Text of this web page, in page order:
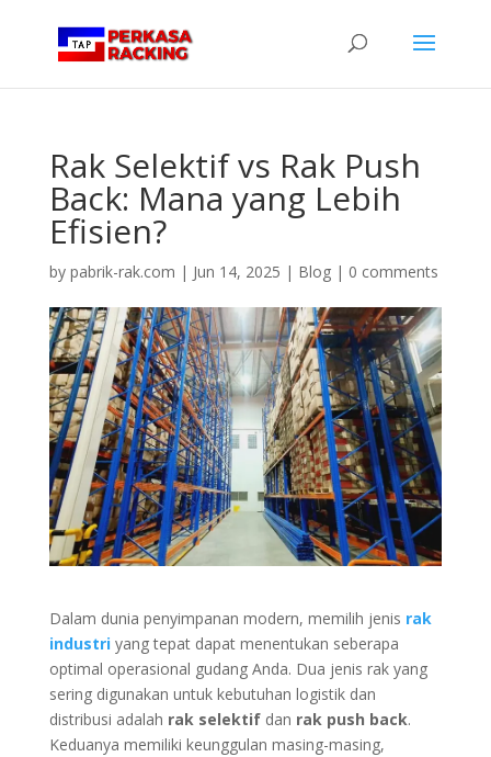
Rak Selektif vs Rak Push
Back: Mana yang Lebih
Efisien?
by pabrik-rak.com | Jun 14, 2025 | Blog| 0 comments
Dalam dunia penyimpanan modern, memilih jenis rak
industriyang tepat dapat menentukan seberapa
optimal operasional gudang Anda. Dua jenis rak yang
sering digunakan untuk kebutuhan logistik dan
distribusi adalah rak selektifdan rak push back.
Keduanya memiliki keunggulan masing-masing,